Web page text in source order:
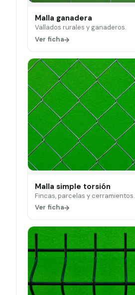
Malla ganadera
Vallados rurales y ganaderos.
Ver ficha
Malla simple torsión
Fincas, parcelas y cerramientos.
Ver ficha